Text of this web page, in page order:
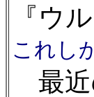
『ウ
これし
最近